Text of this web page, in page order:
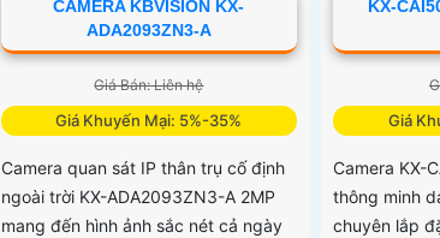
CAMERA KBVISION KX-
ADA2093ZN3-A
Giá Bán: Liên hệ
Giá Khuyến Mại: 5%-35%
Camera quan sát IP thân trụ cố định
ngoài trời KX-ADA2093ZN3-A 2MP
mang đến hình ảnh sắc nét cả ngày
KX-
Giá
Camera KX-
thông minh
chuyên lắp